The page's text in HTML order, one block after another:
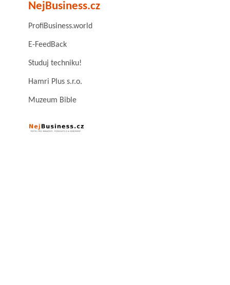
NejBusiness.cz
ProfiBusiness.world
E-FeedBack
Studuj techniku!
Hamri Plus s.r.o.
Muzeum Bible